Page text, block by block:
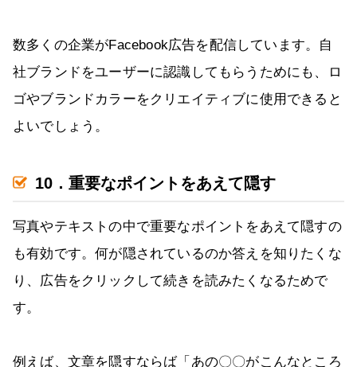
数多くの企業がFacebook広告を配信しています。自
社ブランドをユーザーに認識してもらうためにも、ロ
ゴやブランドカラーをクリエイティブに使用できると
よいでしょう。
10．重要なポイントをあえて隠す
写真やテキストの中で重要なポイントをあえて隠すの
も有効です。何が隠されているのか答えを知りたくな
り、広告をクリックして続きを読みたくなるためで
す。
例えば、文章を隠すならば「あの〇〇がこんなところ